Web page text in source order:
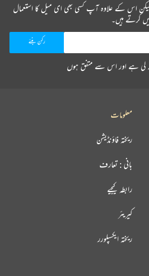
اس کے علاوہ آپ کسی بھی ای میل کا استعمال
کرتے ہیں۔
لی ہے اور اس سے متفق ہوں
معلومات
ریختہ فاؤنڈیشن
بانی : تعارف
رابطہ کیجیے
کیریئر
ریختہ ایکسپلورر